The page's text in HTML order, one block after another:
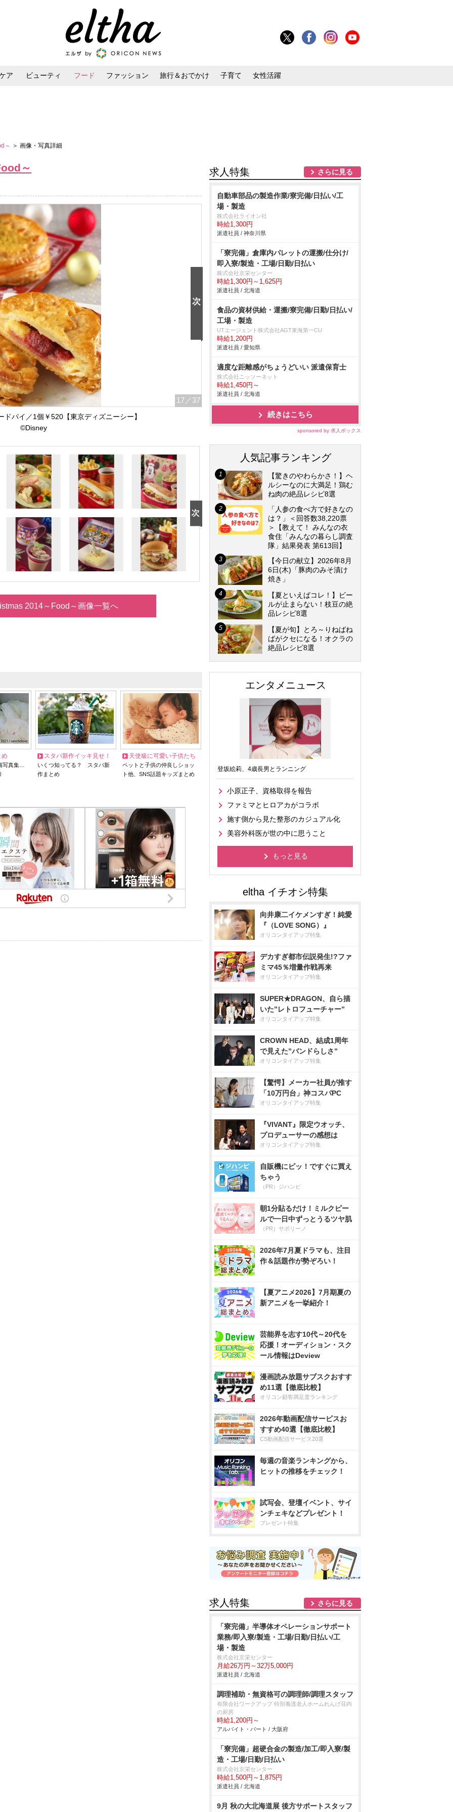
ア ビューティ フード ファッション 旅行＆おでかけ 子育て 女性活躍
～ ＞ 画像・写真詳細
～
17 ／37
パイ／1個￥520【東京ディズニーシー】
©Disney
2014～Food～画像一覧へ
め
写真集…
スタバ新作イッキ見せ！
いくつ知ってる？ スタバ新
作まとめ
天使級に可愛い子供たち
ペットと子供の仲良しショッ
ト他、SNS話題キッズまとめ
求人特集 さらに見る
自動車部品の製造作業/寮完備/日払い/工
場・製造
株式会社ライオン社
時給1,300円
派遣社員 / 神奈川県
「寮完備」倉庫内パレットの運搬/仕分け/
即入寮/製造・工場/日勤/日払い
株式会社京栄センター
時給1,300円～1,625円
派遣社員 / 北海道
食品の資材供給・運搬/寮完備/日勤/日払い/
工場・製造
UTエージェント株式会社AGT東海第一CU
時給1,200円
派遣社員 / 愛知県
適度な距離感がちょうどいい 派遣保育士
株式会社ニッソーネット
時給1,450円～
派遣社員 / 北海道
続きはこちら
sponsored by 求人ボックス
人気記事ランキング
【驚きのやわらかさ！】ヘ
ルシーなのに大満足！鶏む
ね肉の絶品レシピ8選
「人参の食べ方で好きなの
は？」＜回答数38,220票
＞【教えて！ みんなの衣
食住「みんなの暮らし調査
隊」結果発表 第613回】
【今日の献立】2026年8月
6日(木)「豚肉のみそ漬け
焼き」
【夏といえばコレ！】ビー
ルが止まらない！枝豆の絶
品レシピ8選
【夏が旬】とろ～りねばね
ばがクセになる！オクラの
絶品レシピ8選
エンタメニュース
登坂絵莉、4歳長男とランニング
小原正子、資格取得を報告
ファミマとヒロアカがコラボ
施す側から見た整形のカジュアル化
美容外科医が世の中に思うこと
もっと見る
向井康二イケメンすぎ！純愛
『（LOVE SONG）』
オリコンタイアップ特集
デカすぎ都市伝説発生!?ファ
ミマ45％増量作戦再来
オリコンタイアップ特集
SUPER★DRAGON、自ら描
いた”レトロフューチャー”
オリコンタイアップ特集
CROWN HEAD、結成1周年
で見えた”バンドらしさ”
オリコンタイアップ特集
【驚愕】メーカー社員が推す
「10万円台」神コスパPC
オリコンタイアップ特集
『VIVANT』限定ウオッチ、
プロデューサーの感想は
オリコンタイアップ特集
自販機にピッ！ですぐに買え
ちゃう
（PR）ジハンピ
朝1分貼るだけ！ミルクピー
ルで一日中ずっとうるツヤ肌
（PR）サボリーノ
2026年7月夏ドラマも、注目
作＆話題作が勢ぞろい！
【夏アニメ2026】7月期夏の
新アニメを一挙紹介！
芸能界を志す10代～20代を
応援！オーディション・スク
ール情報はDeview
漫画読み放題サブスクおすす
め11選【徹底比較】
オリコン顧客満足度ランキング
2026年動画配信サービスお
すすめ40選【徹底比較】
CS動画配信サービス20選
毎週の音楽ランキングから、
ヒットの推移をチェック！
試写会、登壇イベント、サイ
ンチェキなどプレゼント！
プレゼント特集
求人特集 さらに見る
「寮完備」半導体オペレーションサポート
業務/即入寮/製造・工場/日勤/日払い/工
場・製造
株式会社京栄センター
月給26万円～32万5,000円
派遣社員 / 北海道
調理補助・無資格可の調理師/調理スタッフ
有限会社ワークアップ 特別養護老人ホームれんげ荘内
の厨房
時給1,200円～
アルバイト・パート / 大阪府
「寮完備」超硬合金の製造/加工/即入寮/製
造・工場/日勤/日払い
株式会社京栄センター
時給1,500円～1,875円
派遣社員 / 北海道
9月 秋の大北海道展 後方サポートスタッフ